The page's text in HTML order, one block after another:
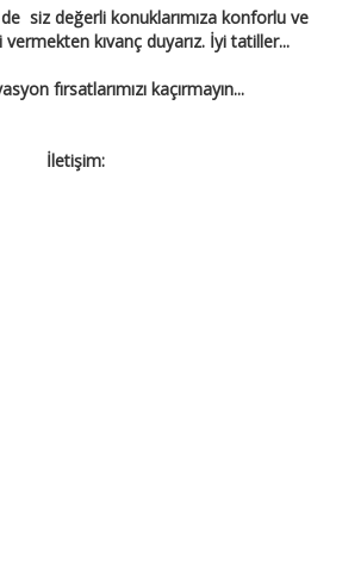
siz değerli konuklarımıza konforlu ve
kıvanç duyarız. İyi tatiller...
fırsatlarımızı kaçırmayın...
İletişim: